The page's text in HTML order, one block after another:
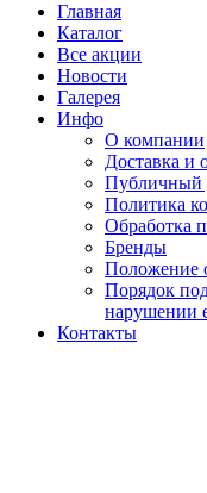
Главная
Каталог
Все акции
Новости
Галерея
Инфо
О компании
Доставка и
Публичный
Политика
Обработка
Бренды
Положение
Порядок
нарушении
Контакты